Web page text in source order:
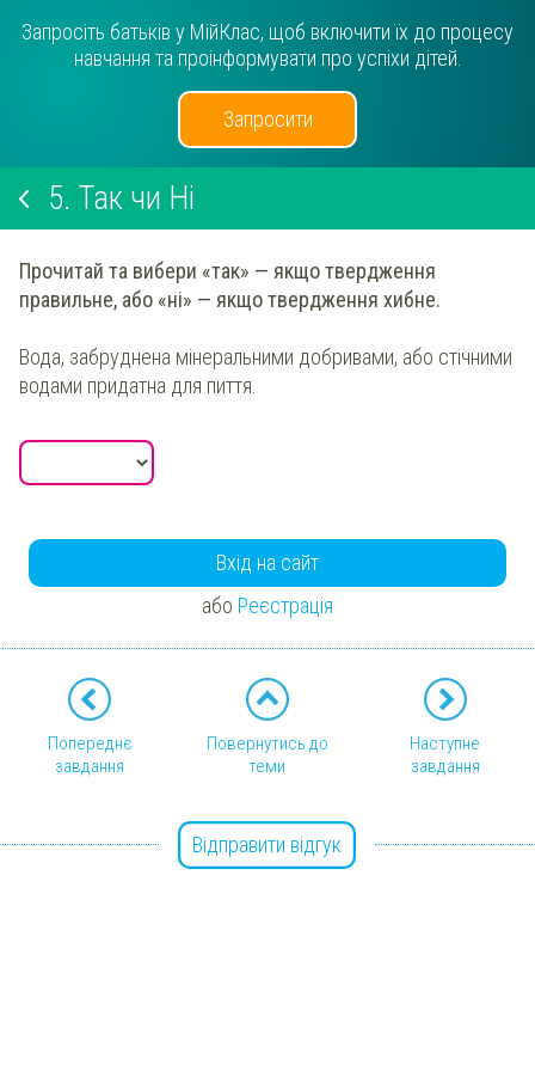
Запросіть батьків у МійКлас, щоб включити їх до процесу
навчання та проінформувати про успіхи дітей.
Запросити
5. Так чи Ні
Прочитай та вибери «так» — якщо твердження
правильне, або «ні» — якщо твердження хибне.
Вода, забруднена мінеральними добривами, або стічними
водами придатна для пиття.
Вхід на сайт
або Реєстрація
Попереднє
завдання
Повернутись до
теми
Наступне
завдання
Відправити відгук